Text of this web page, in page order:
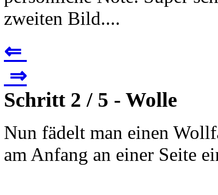
zweiten Bild....
⇐
⇒
Schritt 2 / 5 - Wolle
Nun fädelt man einen
am Anfang an einer Seite